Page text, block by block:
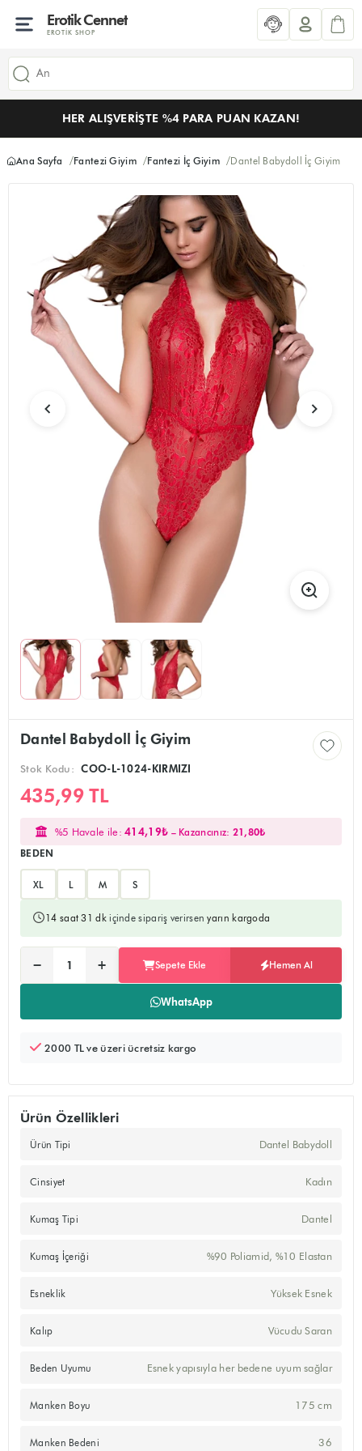
Erotik Cennet
EROTIK SHOP
HER ALIŞVERIŞTE %4 PARA PUAN KAZAN!
Ana Sayfa Fantezi Giyim Fantezi İç Giyim Dantel Babydoll İç Giyim
Dantel Babydoll İç Giyim
Stok Kodu: COO-L-1024-KIRMIZI
435,99 TL
%5 Havale ile:414,19₺ – Kazancınız: 21,80₺
BEDEN
XL L M S
14 saat 31 dkiçinde sipariş verirsenyarın kargoda
Adet:
− + Sepete Ekle Hemen Al
WhatsApp
Ürünü sepete ekler, alışverişe devam edebilirsiniz
Doğrudan ödeme sayfasına yönlendirir
2000 TL ve üzeri ücretsiz kargo
Ürün Özellikleri
Ürün Tipi Dantel Babydoll
Cinsiyet Kadın
Kumaş Tipi Dantel
Kumaş İçeriği %90 Poliamid, %10 Elastan
Esneklik Yüksek Esnek
Kalıp Vücudu Saran
Beden Uyumu Esnek yapısıyla her bedene uyum sağlar
Manken Boyu 175 cm
Manken Bedeni 36